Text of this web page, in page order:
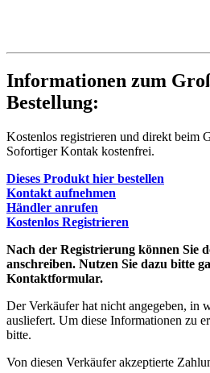
Informationen zum
Bestellung:
Kostenlos registrieren und direkt beim
Sofortiger Kontak kostenfrei.
Dieses Produkt hier bestellen
Kontakt aufnehmen
Händler anrufen
Kostenlos Registrieren
Nach der Registrierung können Sie
anschreiben. Nutzen Sie dazu bitte
Kontaktformular.
Der Verkäufer hat nicht angegeben, in
ausliefert. Um diese Informationen zu
bitte.
Von diesen Verkäufer akzeptierte